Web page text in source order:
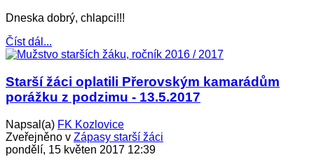
Dneska dobrý, chlapci!!!
Číst dál...
Starší žáci oplatili Přerovským kamarádům
porážku z podzimu - 13.5.2017
Napsal(a) FK Kozlovice
Zveřejněno v Zápasy starší žáci
pondělí, 15 květen 2017 12:39